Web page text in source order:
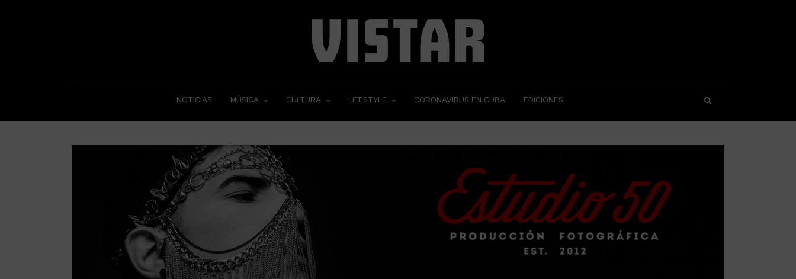
NOTICIAS MÚSICA CULTURA LIFESTYLE CORONAVIRUS EN CUBA EDICIONES